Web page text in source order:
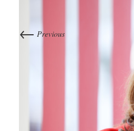
← Previous